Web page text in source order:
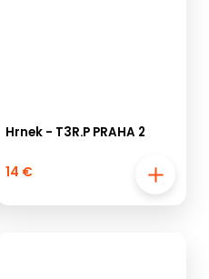
Hrnek - T3R.P PRAHA 2
14 €